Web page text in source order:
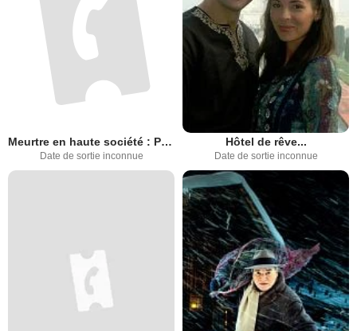
Meurtre en haute société : Petite musique de nuit (TV)
Date de sortie inconnue
Hôtel de rêve...
Date de sortie inconnue